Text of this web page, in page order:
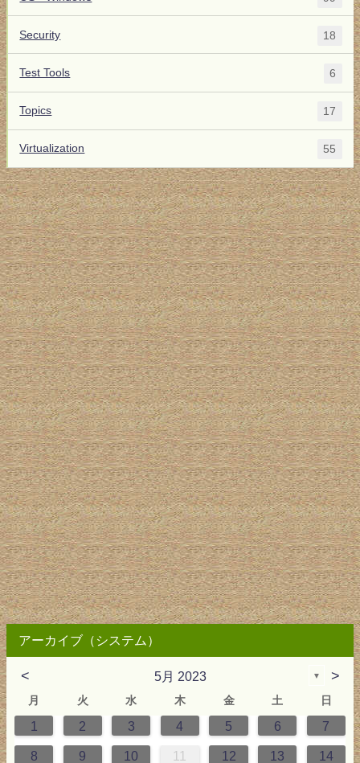
Security 18
Test Tools 6
Topics 17
Virtualization 55
アーカイブ（システム）
< 5月 2023 ▼ >
月 火 水 木 金 土 日
1 2 3 4 5 6 7
8 9 10 11 12 13 14